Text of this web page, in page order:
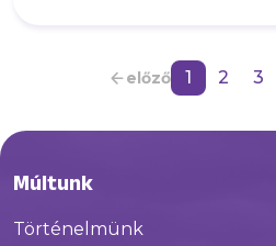
előző 1 2 3
Múltunk
Történelmünk